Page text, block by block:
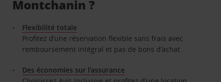
Montchanin ?
Flexibilité totale
Profitez d’une réservation flexible sans frais avec
remboursement intégral et pas de bons d’achat.
Des économies sur l’assurance